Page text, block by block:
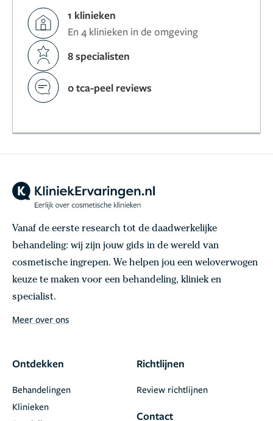
1 klinieken
En 4 klinieken in de omgeving
8 specialisten
0 tca-peel reviews
Vanaf de eerste research tot de daadwerkelijke
behandeling: wij zijn jouw gids in de wereld van
cosmetische ingrepen. We helpen jou een weloverwogen
keuze te maken voor een behandeling, kliniek en
specialist.
Meer over ons
Ontdekken
Behandelingen
Klinieken
Richtlijnen
Review richtlijnen
Contact